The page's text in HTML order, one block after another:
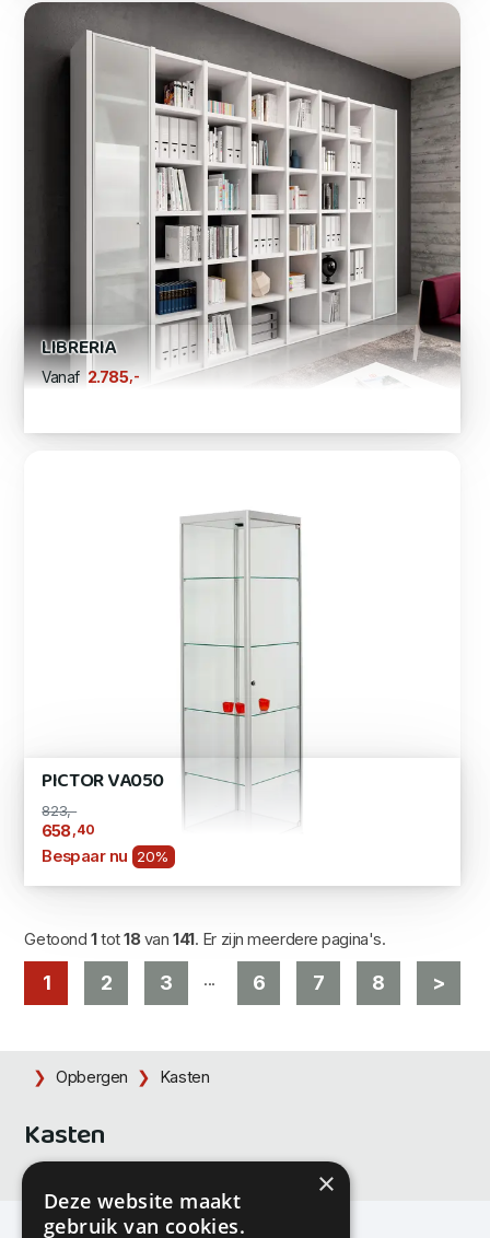
LIBRERIA
Vanaf 2.785 ,-
PICTOR VA050
823,-
658,40
Bespaar nu 20%
Getoond 1tot18van141. Er zijn meerdere pagina's.
1 2 3 ... 6 7 8 >
Opbergen Kasten
Kasten
×
Deze website maakt
gebruik van cookies.